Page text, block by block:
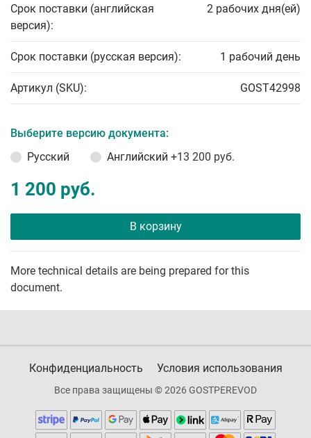
Срок поставки (английская
версия):
2 рабочих дня(ей)
Срок поставки (русская версия): 1 рабочий день
Артикул (SKU): GOST42998
Выберите версию документа:
Русский
Английский +13 200 руб.
1 200 руб.
В корзину
More technical details are being prepared for this
document.
Конфиденциальность Условия использования
Все права защищены © 2026 GOSTPEREVOD